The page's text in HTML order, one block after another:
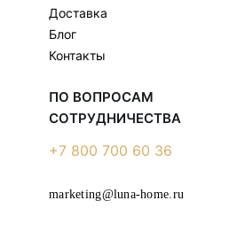
Доставка
Блог
Контакты
ПО ВОПРОСАМ
СОТРУДНИЧЕСТВА
+7 800 700 60 36
marketing@luna-home.ru